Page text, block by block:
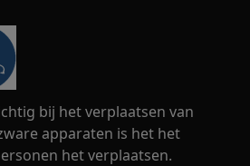
bij het verplaatsen van
apparaten is het het
het verplaatsen.